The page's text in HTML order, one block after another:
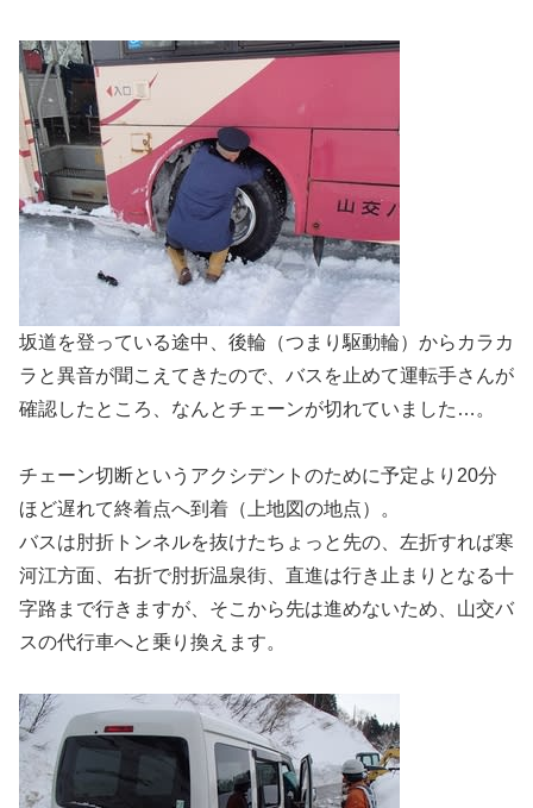
坂道を登っている途中、後輪（つまり駆動輪）からカラカ
ラと異音が聞こえてきたので、バスを止めて運転手さんが
確認したところ、なんとチェーンが切れていました…。
チェーン切断というアクシデントのために予定より20分
ほど遅れて終着点へ到着（上地図の地点）。
バスは肘折トンネルを抜けたちょっと先の、左折すれば寒
河江方面、右折で肘折温泉街、直進は行き止まりとなる十
字路まで行きますが、そこから先は進めないため、山交バ
スの代行車へと乗り換えます。